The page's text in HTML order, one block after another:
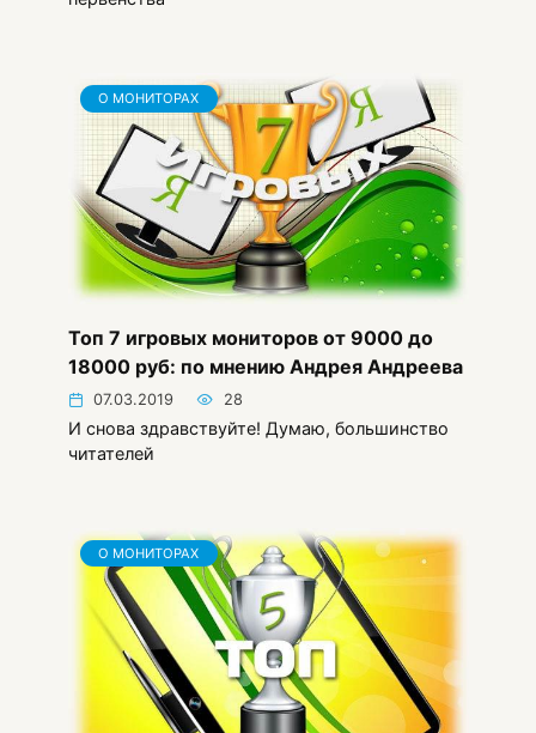
О МОНИТОРАХ
Топ 7 игровых мониторов от 9000 до
18000 руб: по мнению Андрея Андреева
07.03.2019 28
И снова здравствуйте! Думаю, большинство
читателей
О МОНИТОРАХ